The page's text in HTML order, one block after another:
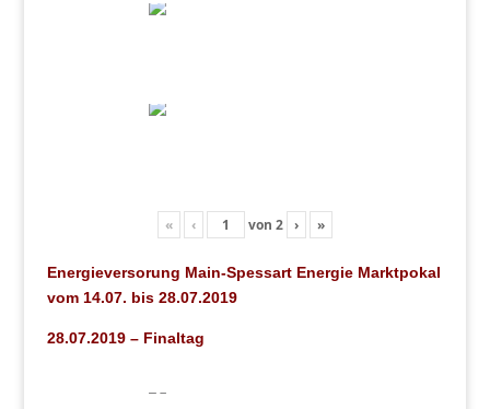
« ‹ von 2 › »
Energieversorung Main-Spessart Energie Marktpokal
vom 14.07. bis 28.07.2019
28.07.2019 – Finaltag